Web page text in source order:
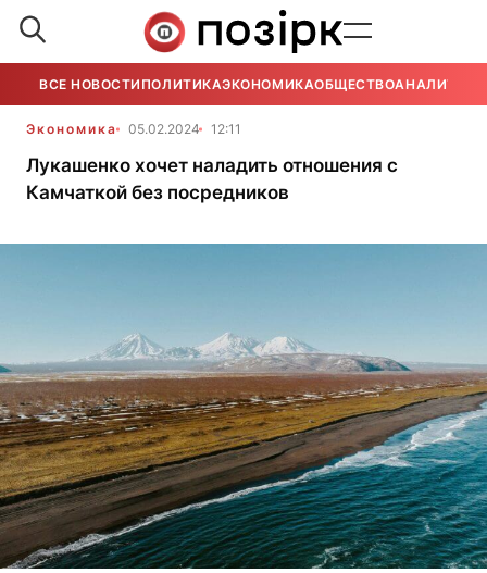
ВСЕ НОВОСТИ ПОЛИТИКАЭКОНОМИКАОБЩЕСТВОАНАЛИТИКА
Экономика 05.02.2024 12:11
Лукашенко хочет наладить отношения с
Камчаткой без посредников